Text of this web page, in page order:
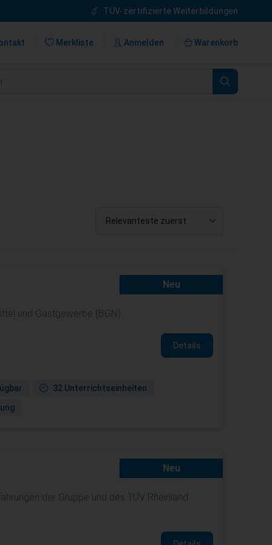
TÜV-zertifizierte Weiterbildungen
Merkliste Anmelden Warenkorb
Neu
und Gastgewerbe (BGN).
Details
32 Unterrichtseinheiten
Neu
der Gruppe und des TÜV Rheinland